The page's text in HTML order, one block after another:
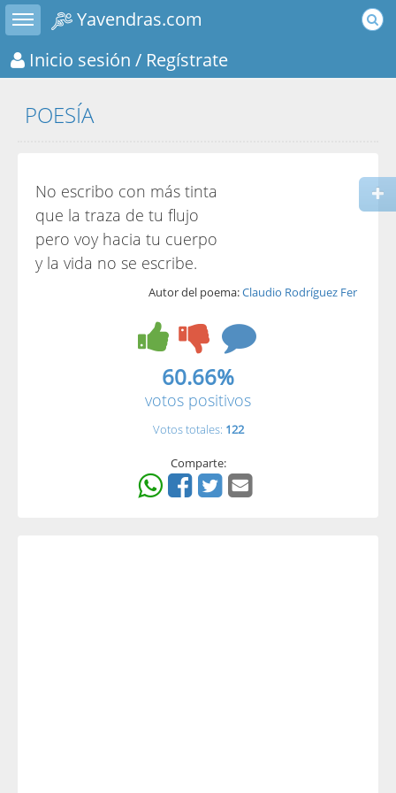
Toggle sidebar
Yavendras.com
Inicio sesión / Regístrate
POESÍA
No escribo con más tinta
que la traza de tu flujo
pero voy hacia tu cuerpo
y la vida no se escribe.
Autor del poema:Claudio Rodríguez Fer
60.66%
votos positivos
Votos totales: 122
Comparte: